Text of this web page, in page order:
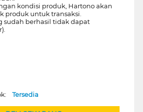
kondisi produk, Hartono akan
produk untuk transaksi.
sudah berhasil tidak dapat
Tersedia